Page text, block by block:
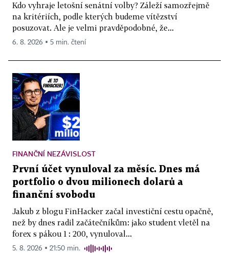
Kdo vyhraje letošní senátní volby? Záleží samozřejmě
na kritériích, podle kterých budeme vítězství
posuzovat. Ale je velmi pravděpodobné, že...
6. 8. 2026 ▪ 5 min. čtení
FINANČNÍ NEZÁVISLOST
První účet vynuloval za měsíc. Dnes má
portfolio o dvou milionech dolarů a
finanční svobodu
Jakub z blogu FinHacker začal investiční cestu opačně,
než by dnes radil začátečníkům: jako student vletěl na
forex s pákou 1 : 200, vynuloval...
5. 8. 2026 ▪ 21:50 min.